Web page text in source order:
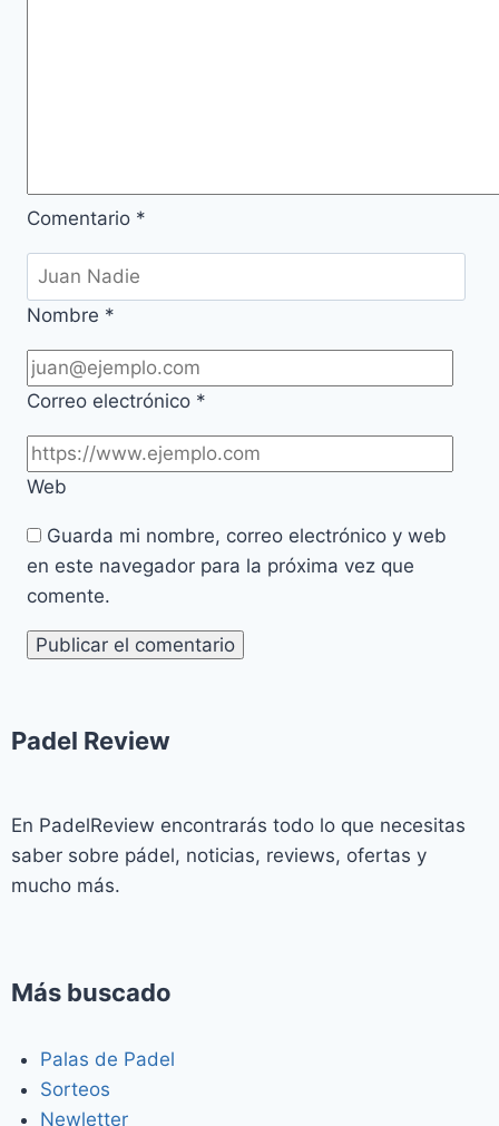
Comentario *
Nombre *
Correo electrónico *
Web
Guarda mi nombre, correo electrónico y web
en este navegador para la próxima vez que
comente.
Padel Review​
En PadelReview encontrarás todo lo que necesitas
saber sobre pádel, noticias, reviews, ofertas y
mucho más.
Más buscado
Palas de Padel
Sorteos
Newletter